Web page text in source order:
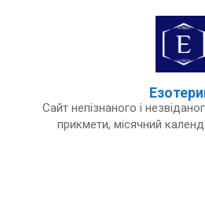
Сайт непізнаного і
прикмети, місячний